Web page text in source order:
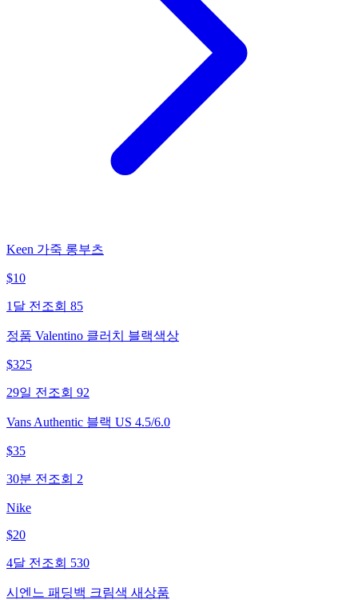
Keen 가죽 롱부츠
$10
1달 전 조회 85
정품 Valentino 클러치 블랙색상
$325
29일 전 조회 92
Vans Authentic 블랙 US 4.5/6.0
$35
30분 전 조회 2
Nike
$20
4달 전 조회 530
시엔느 패딩백 크림색 새상품